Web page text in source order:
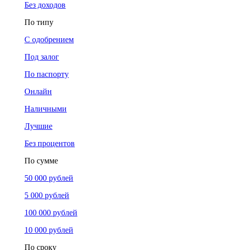
Без доходов
По типу
С одобрением
Под залог
По паспорту
Онлайн
Наличными
Лучшие
Без процентов
По сумме
50 000 рублей
5 000 рублей
100 000 рублей
10 000 рублей
По сроку